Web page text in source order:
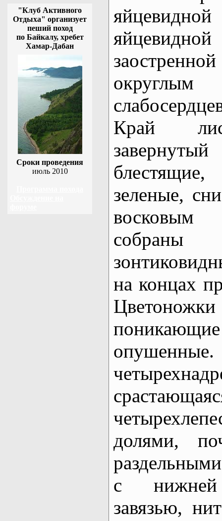
"Клуб Активного
Отдыха" организует
пеший поход
по Байкалу, хребет
Хамар-Дабан
Сроки проведения
июль 2010
Край
зеленые,
восковым
на концах
долями,
с нижней
завязью,